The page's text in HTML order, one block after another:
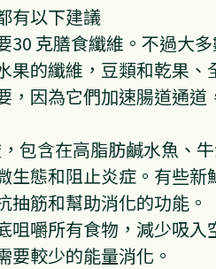
有以下建議
30 克膳食纖維。不過大
果的纖維，豆類和乾果、
，因為它們加速腸道通道
包含在高脂肪鹹水魚、
生態和阻止炎症。有些新
抽筋和幫助消化的功能。
咀嚼所有食物，減少吸入
要較少的能量消化。